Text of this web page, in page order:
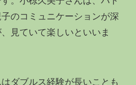
のコミュニケーションが深
見ていて楽しいといいま
ダブルス経験が長いことも